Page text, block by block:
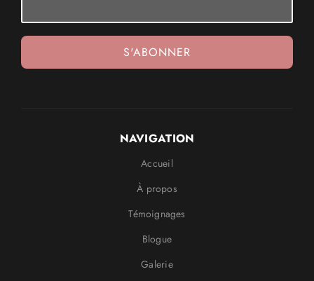
NAVIGATION
Accueil
À propos
Témoignages
Blogue
Galerie